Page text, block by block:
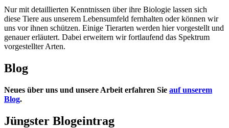
Nur mit detaillierten Kenntnissen über ihre Biologie lassen sich
diese Tiere aus unserem Lebensumfeld fernhalten oder können wir
uns vor ihnen schützen. Einige Tierarten werden hier vorgestellt und
genauer erläutert. Dabei erweitern wir fortlaufend das Spektrum
vorgestellter Arten.
Blog
Neues über uns und unsere Arbeit erfahren Sie auf unserem
Blog.
Jüngster Blogeintrag